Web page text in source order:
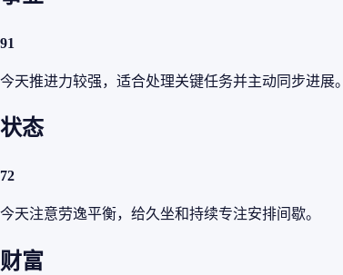
91
今天推进力较强，适合处理关键任务并主动同步进展。
状态
72
今天注意劳逸平衡，给久坐和持续专注安排间歇。
财富